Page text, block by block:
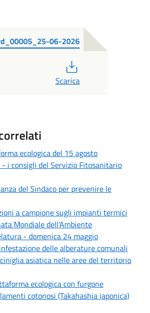
06-2026
Scarica
ecologica del 15 agosto
- i consigli del Servizio Fitosanitario
del Sindaco per prevenire le
a campione sugli impianti termici
Mondiale dell'Ambiente
- domenica 24 maggio
delle alberature comunali
asiatica nelle aree del territorio
ecologica con furgone
cotonosi (Takahashia japonica)